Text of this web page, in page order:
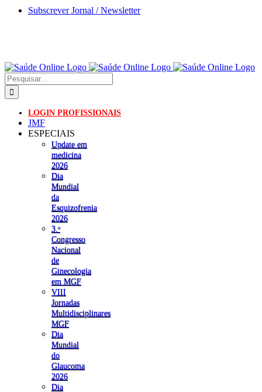
Skip
Subscrever Jornal / Newsletter
Pesquisar
LOGIN PROFISSIONAIS
JMF
ESPECIAIS
Update em
medicina
2026
Dia
Mundial
da
Esquizofrenia
2026
3.ᵒ
Congresso
Nacional
de
Ginecologia
em MGF
VIII
Jornadas
Multidisciplinares
MGF
Dia
Mundial
do
Glaucoma
2026
Dia